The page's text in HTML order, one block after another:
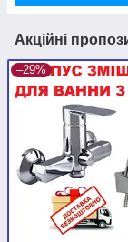
Акційні
–29%